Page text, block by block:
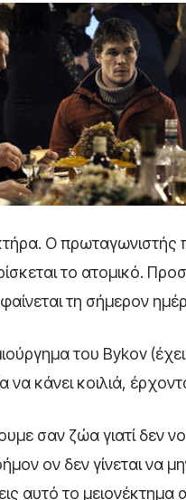
Ο πρωταγωνιστής
το ατομικό.
τη σήμερον
του Bykov
να κάνει κοιλιά,
σαν ζώα γιατί δεν
ον δεν γίνεται να
αυτό το